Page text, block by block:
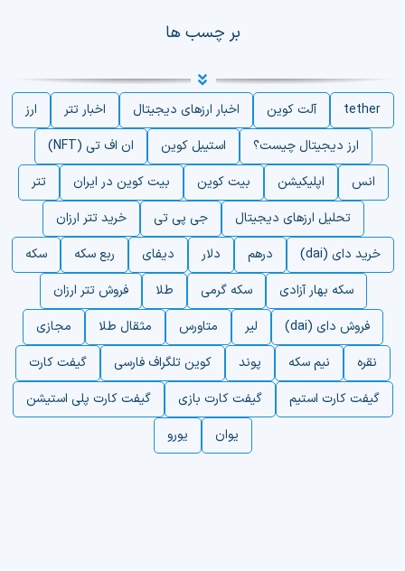
بر چسب ها
tether آلت کوین اخبار ارزهای دیجیتال اخبار تتر
ارز
ارز دیجیتال چیست؟
استیبل کوین
ان اف تی (NFT)
انس
اپلیکیشن بیت کوین بیت کوین در ایران
تتر
تحلیل ارزهای دیجیتال
جی پی تی
خرید تتر ارزان
خرید دای (dai)
درهم دلار دیفای ربع سکه
سکه
سکه بهار آزادی
سکه گرمی طلا
فروش تتر ارزان
فروش دای (dai)
لیر متاورس مثقال طلا
مجازی
نقره
نیم سکه پوند کوین تلگراف فارسی
گیفت کارت
گیفت کارت استیم
گیفت کارت بازی
گیفت کارت پلی استیشن
یوان
یورو